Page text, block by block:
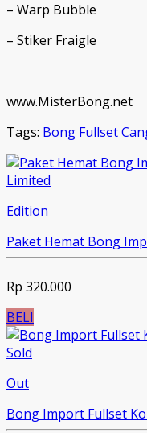
– Warp Bubble
– Stiker Fraigle
www.MisterBong.net
Tags: Bong Fullset
Limited
Edition
Paket Hemat Bong
Rp 320.000
BELI
Sold
Out
Bong Import Fullset